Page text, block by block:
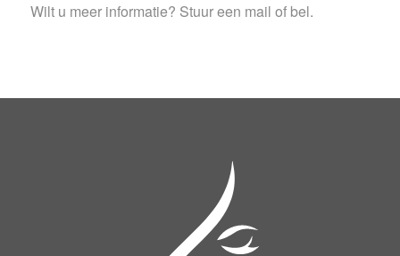
Wilt u meer informatie? Stuur een mail of bel.